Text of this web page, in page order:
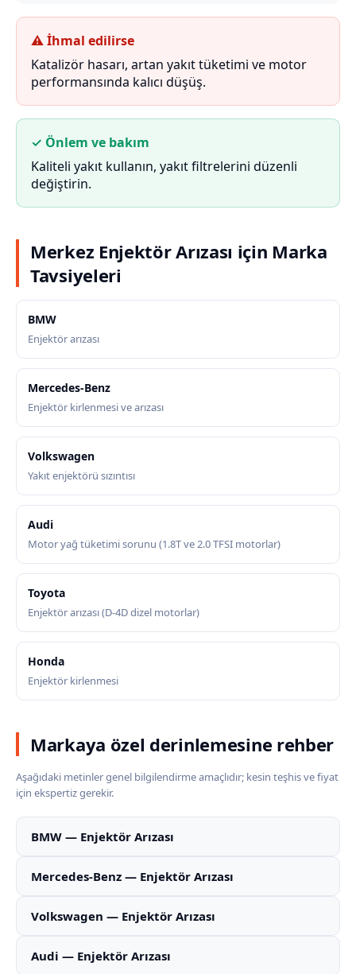
⚠ İhmal edilirse
Katalizör hasarı, artan yakıt tüketimi ve motor
performansında kalıcı düşüş.
✓ Önlem ve bakım
Kaliteli yakıt kullanın, yakıt filtrelerini düzenli
değiştirin.
Merkez Enjektör Arızası için Marka
Tavsiyeleri
BMW
Enjektör arızası
Mercedes-Benz
Enjektör kirlenmesi ve arızası
Volkswagen
Yakıt enjektörü sızıntısı
Audi
Motor yağ tüketimi sorunu (1.8T ve 2.0 TFSI motorlar)
Toyota
Enjektör arızası (D-4D dizel motorlar)
Honda
Enjektör kirlenmesi
Markaya özel derinlemesine rehber
Aşağıdaki metinler genel bilgilendirme amaçlıdır; kesin teşhis ve fiyat
için ekspertiz gerekir.
BMW — Enjektör Arızası
Mercedes-Benz — Enjektör Arızası
Volkswagen — Enjektör Arızası
Audi — Enjektör Arızası